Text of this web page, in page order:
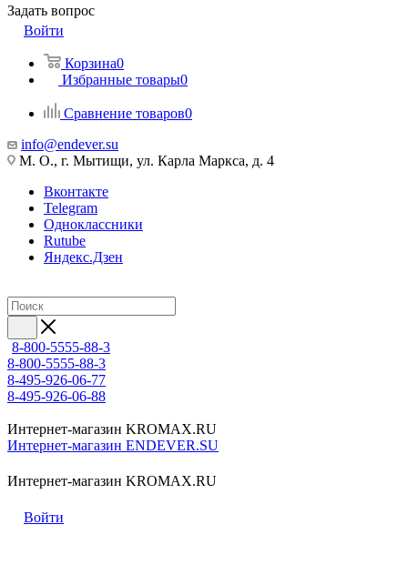
Задать вопрос
Войти
Корзина0
Избранные товары0
Сравнение товаров0
info@endever.su
М. О., г. Мытищи, ул. Карла Маркса, д. 4
Вконтакте
Telegram
Одноклассники
Rutube
Яндекс.Дзен
8-800-5555-88-3
8-800-5555-88-3
8-495-926-06-77
8-495-926-06-88
Интернет-магазин KROMAX.RU
Интернет-магазин ENDEVER.SU
Интернет-магазин KROMAX.RU
Войти